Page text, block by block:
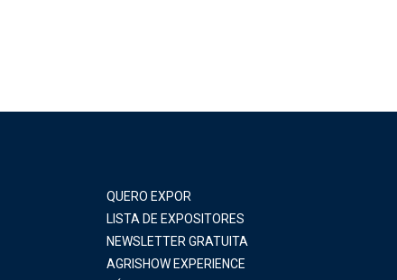
QUERO EXPOR
LISTA DE EXPOSITORES
NEWSLETTER GRATUITA
AGRISHOW EXPERIENCE